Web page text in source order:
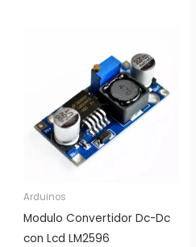
Arduinos
Modulo Convertidor Dc-Dc
con Lcd LM2596